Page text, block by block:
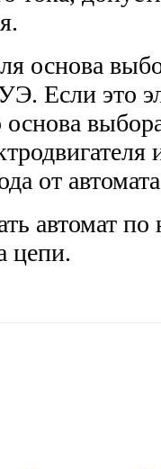
основа
Если это
от
автомат
цепи.